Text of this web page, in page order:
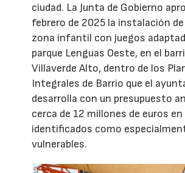
ciudad. La Junta de Gobierno
febrero de 2025 la instalación
zona infantil con juegos
parque Lenguas Oeste, en el
Villaverde Alto, dentro de los
Integrales de Barrio que el
desarrolla con un presupuesto
cerca de 12 millones de euros
identificados como
vulnerables.